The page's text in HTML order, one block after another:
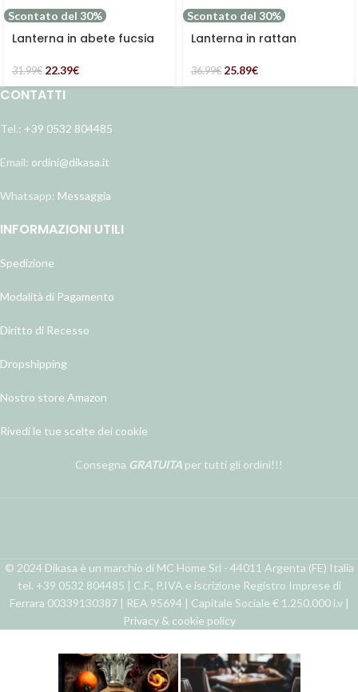
Scontato del 30%
Lanterna in abete fucsia
31.99€ 22.39€
Scontato del 30%
Lanterna in rattan
36.99€ 25.89€
CONTATTI
Tel.: +39 0532 804485
Email: ordini@dikasa.it
Whatsapp: Messaggia
INFORMAZIONI UTILI
Spedizione
Modalità di Pagamento
Diritto di Recesso
Dropshipping
Nostro store Amazon
Rivedi le tue scelte dei cookie
Consegna GRATUITA per tutti gli ordini!!!
© 2024 Dikasa è un marchio di MC Home Srl - 44011 Argenta (FE) Italia
tel. +39 0532 804485 | C.F., P.IVA e iscrizione Registro Imprese di
Ferrara 00339130387 | REA 95694 | Capitale Sociale € 1.250.000 i.v |
Privacy & cookie policy